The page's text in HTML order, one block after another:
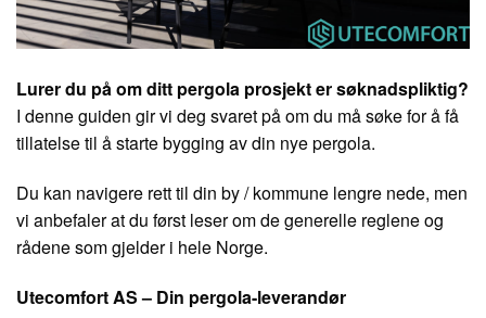
Lurer du på om ditt pergola prosjekt er søknadspliktig?
I denne guiden gir vi deg svaret på om du må søke for å få
tillatelse til å starte bygging av din nye pergola.
Du kan navigere rett til din by / kommune lengre nede, men
vi anbefaler at du først leser om de generelle reglene og
rådene som gjelder i hele Norge.
Utecomfort AS– Din pergola-leverandør